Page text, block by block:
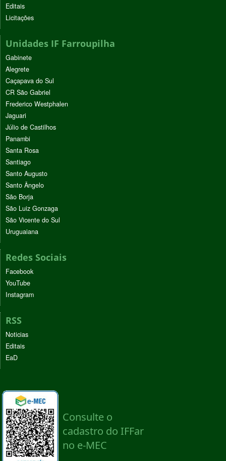
Editais
Licitações
Unidades IF Farroupilha
Gabinete
Alegrete
Caçapava do Sul
CR São Gabriel
Frederico Westphalen
Jaguari
Júlio de Castilhos
Panambi
Santa Rosa
Santiago
Santo Augusto
Santo Ângelo
São Borja
São Luiz Gonzaga
São Vicente do Sul
Uruguaiana
Redes Sociais
Facebook
YouTube
Instagram
RSS
Noticias
Editais
EaD